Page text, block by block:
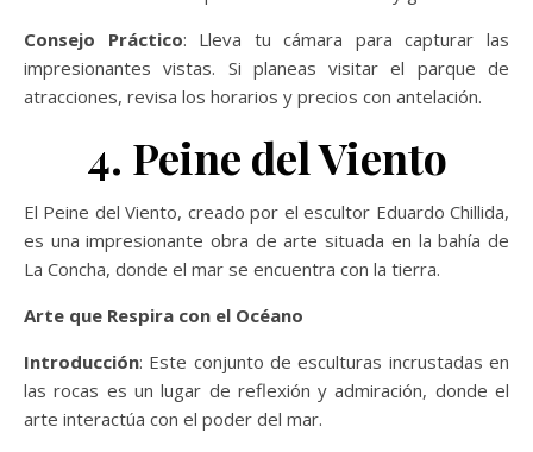
Consejo Práctico: Lleva tu cámara para capturar las
impresionantes vistas. Si planeas visitar el parque de
atracciones, revisa los horarios y precios con antelación.
4. Peine del Viento
El Peine del Viento, creado por el escultor Eduardo Chillida,
es una impresionante obra de arte situada en la bahía de
La Concha, donde el mar se encuentra con la tierra.
Arte que Respira con el Océano
Introducción: Este conjunto de esculturas incrustadas en
las rocas es un lugar de reflexión y admiración, donde el
arte interactúa con el poder del mar.